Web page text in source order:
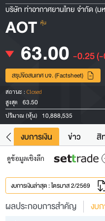
บริษัท ท่าอากาศยานไทย จำกัด (ม
AOT หุ้น
63.00 -0.25
สรุปข้อสนเทศ บจ. (Factsheet)
สถานะ : Closed
สูงสุด
63.50
ปริมาณ (หุ้น) 10,888,535
งบการเงิน ข่าว สิ
ดูข้อมูลเชิงลึก
งบการเงินล่าสุด : ไตรมาส 2/2569
ผลประกอบการสำคัญ งบ